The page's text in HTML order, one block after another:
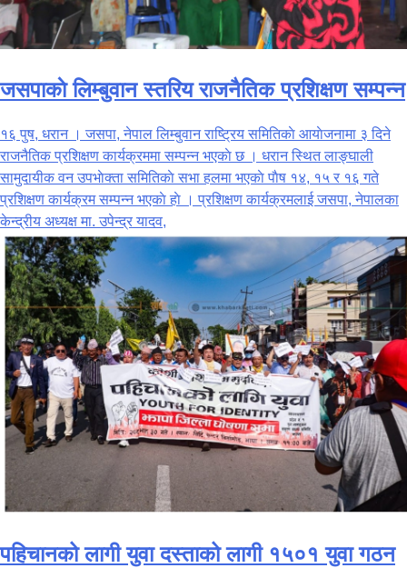
जसपाकाे लिम्बुवान स्तरिय राजनैतिक प्रशिक्षण सम्पन्न
१६ पुष, धरान । जसपा, नेपाल लिम्बुवान राष्ट्रिय समितिकाे आयाेजनामा ३ दिने
राजनैतिक प्रशिक्षण कार्यक्रममा सम्पन्न भएकाे छ । धरान स्थित लाङ्घाली
सामुदायीक वन उपभाेक्ता समितिकाे सभा हलमा भएकाे पाैष १४, १५ र १६ गते
प्रशिक्षण कार्यक्रम सम्पन्न भएकाे हाे । प्रशिक्षण कार्यक्रमलाई जसपा, नेपालका
केन्द्रीय अध्यक्ष मा. उपेन्द्र यादव,
पहिचानको लागी युवा दस्ताको लागी १५०१ युवा गठन